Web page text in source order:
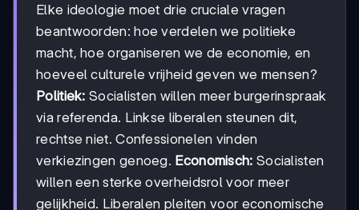
Elke ideologie moet drie cruciale vragen
beantwoorden: hoe verdelen we politieke
macht, hoe organiseren we de economie, en
hoeveel culturele vrijheid geven we mensen?
Politiek: Socialisten willen meer burgerinspraak
via referenda. Linkse liberalen steunen dit,
rechtse niet. Confessionelen vinden
verkiezingen genoeg. Economisch: Socialisten
willen een sterke overheidsrol voor meer
gelijkheid. Liberalen pleiten voor economische